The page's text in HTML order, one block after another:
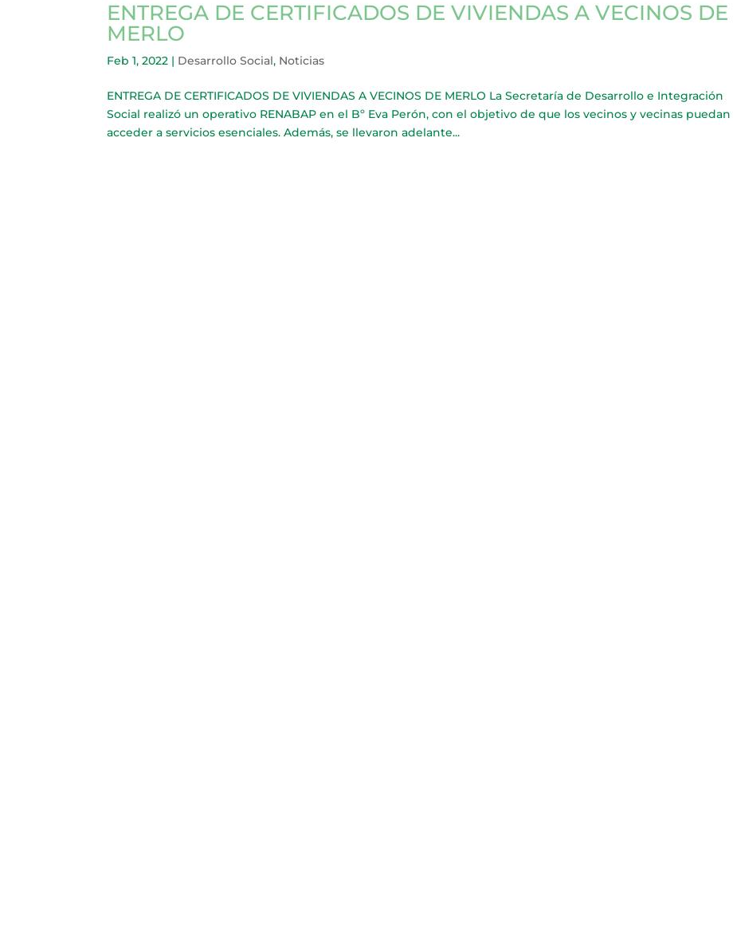
ENTREGA DE CERTIFICADOS DE VIVIENDAS A VECINOS DE
MERLO
Feb 1, 2022 | Desarrollo Social, Noticias
ENTREGA DE CERTIFICADOS DE VIVIENDAS A VECINOS DE MERLO La Secretaría de Desarrollo e Integración
Social realizó un operativo RENABAP en el Bº Eva Perón, con el objetivo de que los vecinos y vecinas puedan
acceder a servicios esenciales. Además, se llevaron adelante...